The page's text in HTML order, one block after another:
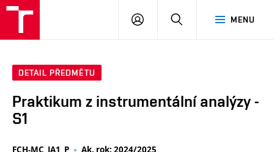
MENU
PŘIHLÁSIT
DETAIL PŘEDMĚTU
Praktikum z instrumentální analýzy -
S1
FCH-MC_IA1_P Ak. rok: 2024/2025